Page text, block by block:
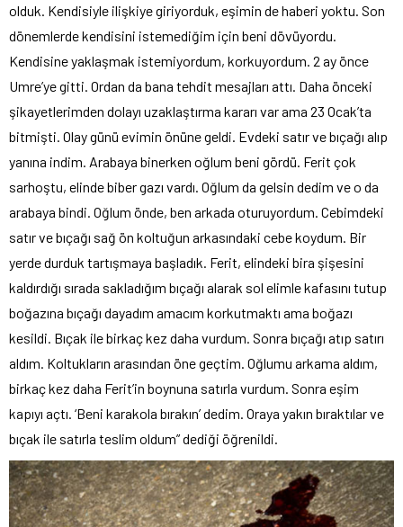
olduk. Kendisiyle ilişkiye giriyorduk, eşimin de haberi yoktu. Son
dönemlerde kendisini istemediğim için beni dövüyordu.
Kendisine yaklaşmak istemiyordum, korkuyordum. 2 ay önce
Umre’ye gitti. Ordan da bana tehdit mesajları attı. Daha önceki
şikayetlerimden dolayı uzaklaştırma kararı var ama 23 Ocak’ta
bitmişti. Olay günü evimin önüne geldi. Evdeki satır ve bıçağı alıp
yanına indim. Arabaya binerken oğlum beni gördü. Ferit çok
sarhoştu, elinde biber gazı vardı. Oğlum da gelsin dedim ve o da
arabaya bindi. Oğlum önde, ben arkada oturuyordum. Cebimdeki
satır ve bıçağı sağ ön koltuğun arkasındaki cebe koydum. Bir
yerde durduk tartışmaya başladık. Ferit, elindeki bira şişesini
kaldırdığı sırada sakladığım bıçağı alarak sol elimle kafasını tutup
boğazına bıçağı dayadım amacım korkutmaktı ama boğazı
kesildi. Bıçak ile birkaç kez daha vurdum. Sonra bıçağı atıp satırı
aldım. Koltukların arasından öne geçtim. Oğlumu arkama aldım,
birkaç kez daha Ferit’in boynuna satırla vurdum. Sonra eşim
kapıyı açtı. ‘Beni karakola bırakın’ dedim. Oraya yakın bıraktılar ve
bıçak ile satırla teslim oldum” dediği öğrenildi.